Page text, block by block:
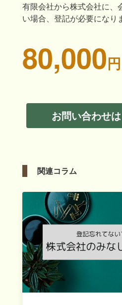
有限会社から株式会社に、
い場合、登記が必要になり
80,000
お問い合わせ
関連コラム